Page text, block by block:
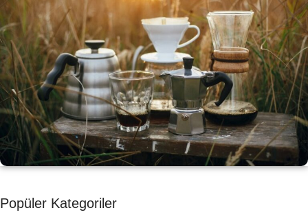
ARAÇ AKSESUARLARI
SATIŞ VE MONTAJ
Keşfet
KAHVE KEYFİ
Kahvemizi Denediniz mi ?
Popüler Kategoriler